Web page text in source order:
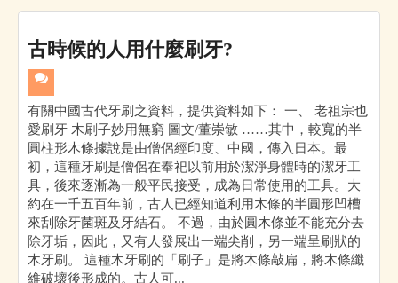
古時候的人用什麼刷牙?
有關中國古代牙刷之資料，提供資料如下： 一、 老祖宗也
愛刷牙 木刷子妙用無窮 圖文/董崇敏 ……其中，較寬的半
圓柱形木條據說是由僧侶經印度、中國，傳入日本。最
初，這種牙刷是僧侶在奉祀以前用於潔淨身體時的潔牙工
具，後來逐漸為一般平民接受，成為日常使用的工具。大
約在一千五百年前，古人已經知道利用木條的半圓形凹槽
來刮除牙菌斑及牙結石。 不過，由於圓木條並不能充分去
除牙垢，因此，又有人發展出一端尖削，另一端呈刷狀的
木牙刷。 這種木牙刷的「刷子」是將木條敲扁，將木條纖
維破壞後形成的。古人可...